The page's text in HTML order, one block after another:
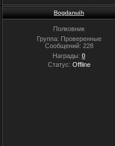
Bogdanuih
Полковник
Группа: Проверенные
Сообщений: 228
Награды: 0
Статус: Offline